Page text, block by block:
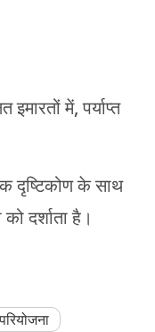
में, पर्याप्त
दृष्टिकोण के साथ
दर्शाता है।